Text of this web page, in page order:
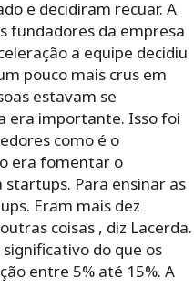
e decidiram recuar. A
fundadores da empresa
a equipe decidiu
pouco mais crus em
estavam se
era importante. Isso foi
como é o
era fomentar o
Para ensinar as
Eram mais dez
coisas , diz Lacerda.
do que os
entre 5% até 15%. A